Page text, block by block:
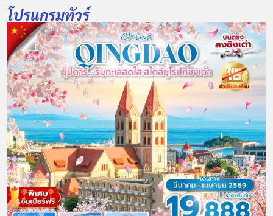
โปรแกรมทัวร์